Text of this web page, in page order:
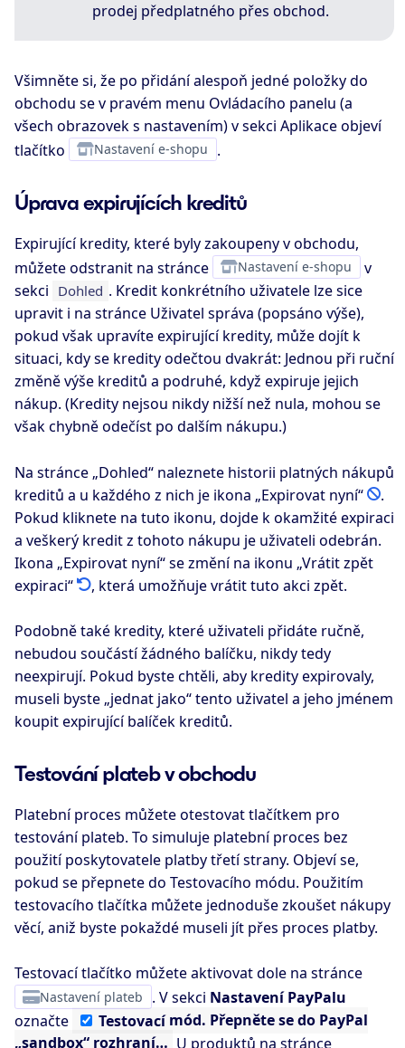
prodej předplatného přes obchod.
Všimněte si, že po přidání alespoň jedné položky do
obchodu se v pravém menu Ovládacího panelu (a
všech obrazovek s nastavením) v sekci Aplikace objeví
tlačítko
Nastavení e-shopu .
Úprava expirujících kreditů
Expirující kredity, které byly zakoupeny v obchodu,
můžete odstranit na stránce
Nastavení e-shopu
v
sekci Dohled . Kredit konkrétního uživatele lze sice
upravit i na stránce Uživatel správa (popsáno výše),
pokud však upravíte expirující kredity, může dojít k
situaci, kdy se kredity odečtou dvakrát: Jednou při ruční
změně výše kreditů a podruhé, když expiruje jejich
nákup. (Kredity nejsou nikdy nižší než nula, mohou se
však chybně odečíst po dalším nákupu.)
Na stránce „Dohled“ naleznete historii platných nákupů
kreditů a u každého z nich je ikona „Expirovat nyní“
.
Pokud kliknete na tuto ikonu, dojde k okamžité expiraci
a veškerý kredit z tohoto nákupu je uživateli odebrán.
Ikona „Expirovat nyní“ se změní na ikonu „Vrátit zpět
expiraci“
, která umožňuje vrátit tuto akci zpět.
Podobně také kredity, které uživateli přidáte ručně,
nebudou součástí žádného balíčku, nikdy tedy
neexpirují. Pokud byste chtěli, aby kredity expirovaly,
museli byste „jednat jako“ tento uživatel a jeho jménem
koupit expirující balíček kreditů.
Testování plateb v obchodu
Platební proces můžete otestovat tlačítkem pro
testování plateb. To simuluje platební proces bez
použití poskytovatele platby třetí strany. Objeví se,
pokud se přepnete do Testovacího módu. Použitím
testovacího tlačítka můžete jednoduše zkoušet nákupy
věcí, aniž byste pokaždé museli jít přes proces platby.
Testovací tlačítko můžete aktivovat dole na stránce
Nastavení plateb . V sekci Nastavení PayPalu
označte
Testovacímód. Přepněte se do PayPal
„sandbox“ rozhraní… U produktů na stránce